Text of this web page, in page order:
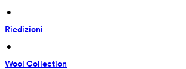
•
Riedizioni
•
Wool Collection